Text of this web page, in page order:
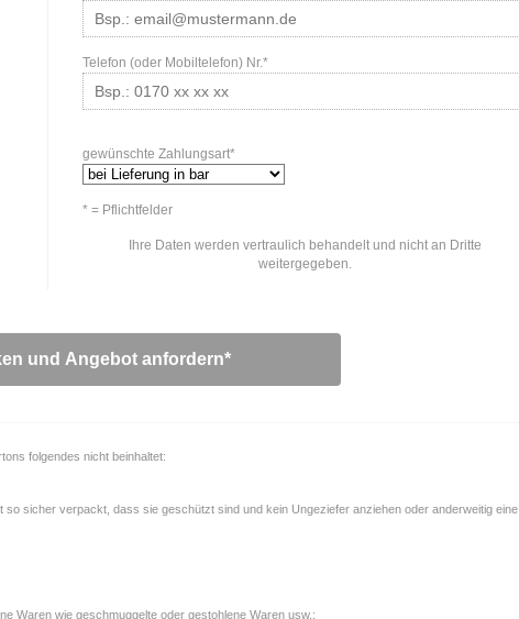
Telefon (oder Mobiltelefon) Nr.*
gewünschte Zahlungsart*
* = Pflichtfelder
Ihre Daten werden vertraulich behandelt und nicht an Dritte
weitergegeben.
folgendes nicht beinhaltet:
sicher verpackt, dass sie geschützt sind und kein Ungeziefer anziehen oder anderweitig eine
Waren wie geschmuggelte oder gestohlene Waren usw.;